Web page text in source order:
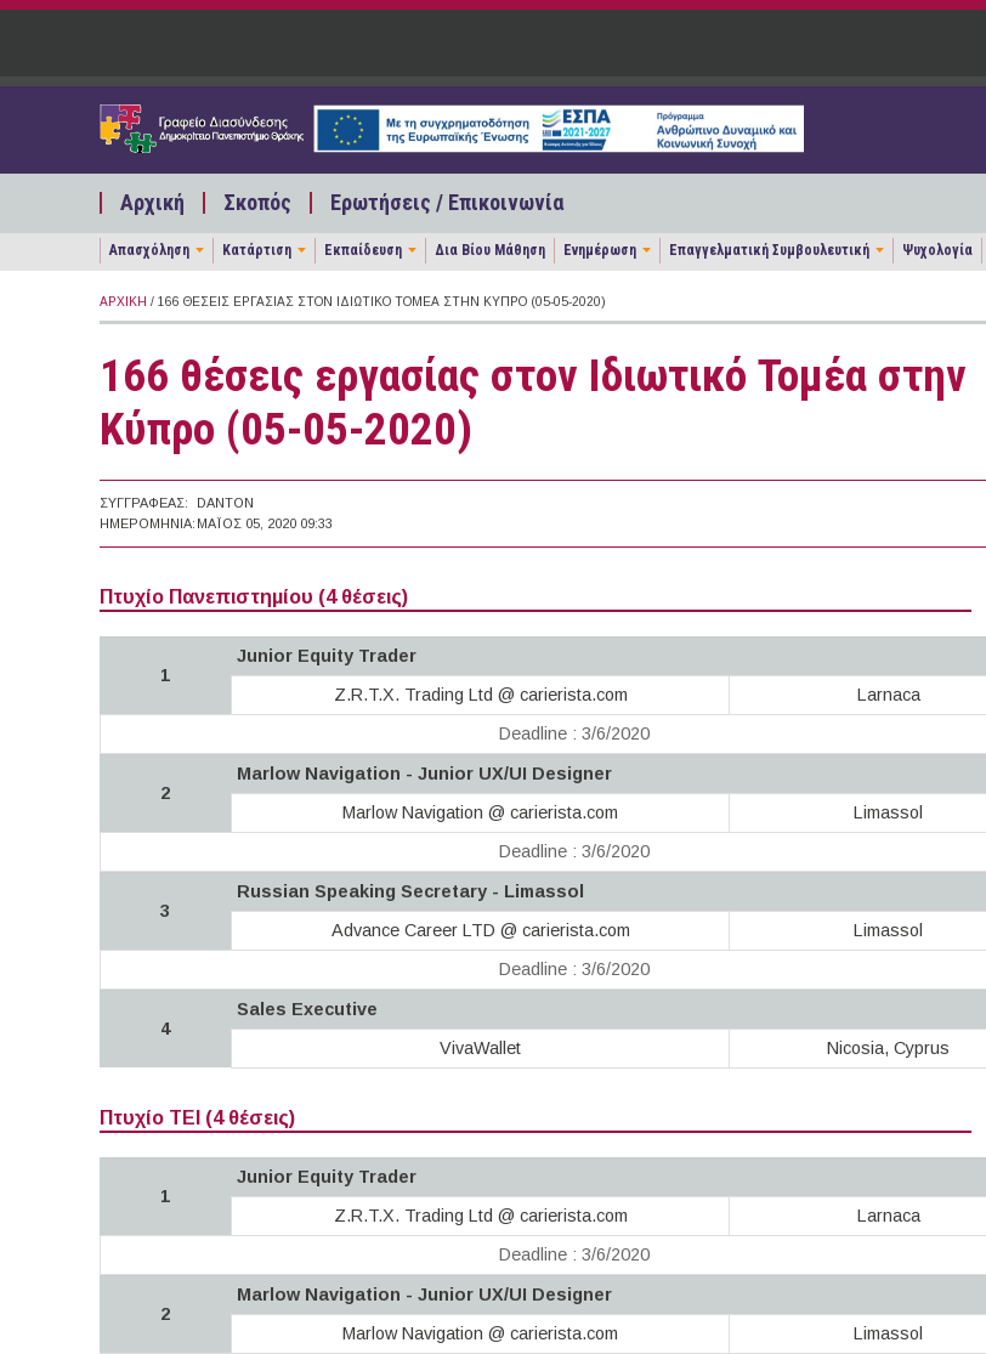
Παράκαμψη προς το κυρίως περιεχόμενο
Αρχική Σκοπός Ερωτήσεις / Επικοινωνία
Απασχόληση Κατάρτιση Εκπαίδευση Δια Βίου Μάθηση Ενημέρωση Επαγγελματική Συμβουλευτική Ψυχολογία
ΑΡΧΙΚΉ / 166 ΘΈΣΕΙΣ ΕΡΓΑΣΊΑΣ ΣΤΟΝ ΙΔΙΩΤΙΚΌ ΤΟΜΈΑ ΣΤΗΝ ΚΎΠΡΟ (05-05-2020)
166 θέσεις εργασίας στον Ιδιωτικό Τομέα στην
Κύπρο (05-05-2020)
ΣΥΓΓΡΑΦΈΑΣ:
DANTON
ΗΜΕΡΟΜΗΝΊΑ: ΜΆΙΟΣ 05, 2020 09:33
Πτυχίο Πανεπιστημίου (4 θέσεις)
1
Junior Equity Trader
Z.R.T.X. Trading Ltd @ carierista.com
Larnaca
Deadline : 3/6/2020
2
Marlow Navigation - Junior UX/UI Designer
Marlow Navigation @ carierista.com
Limassol
Deadline : 3/6/2020
3
Russian Speaking Secretary - Limassol
Advance Career LTD @ carierista.com
Limassol
Deadline : 3/6/2020
4
Sales Executive
VivaWallet
Nicosia, Cyprus
Πτυχίο ΤΕΙ (4 θέσεις)
1
Junior Equity Trader
Z.R.T.X. Trading Ltd @ carierista.com
Larnaca
Deadline : 3/6/2020
2
Marlow Navigation - Junior UX/UI Designer
Marlow Navigation @ carierista.com
Limassol